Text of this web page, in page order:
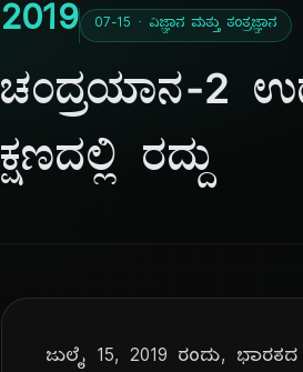
2019 07-15 · ವಿಜ್ಞಾನ ಮತ್ತು ತಂತ್ರಜ್ಞಾನ
ಚಂದ್ರಯಾನ-2
ಕ್ಷಣದಲ್ಲಿ ರದ್ದು
ಜುಲೈ 15, 2019 ರಂದು,